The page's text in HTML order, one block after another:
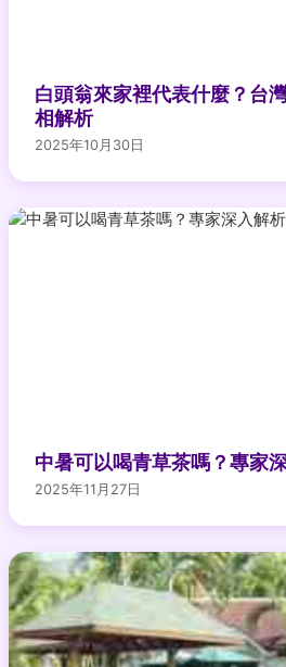
白頭翁來家裡代表什麼？台
相解析
2025年10月30日
中暑可以喝青草茶嗎？專家
2025年11月27日